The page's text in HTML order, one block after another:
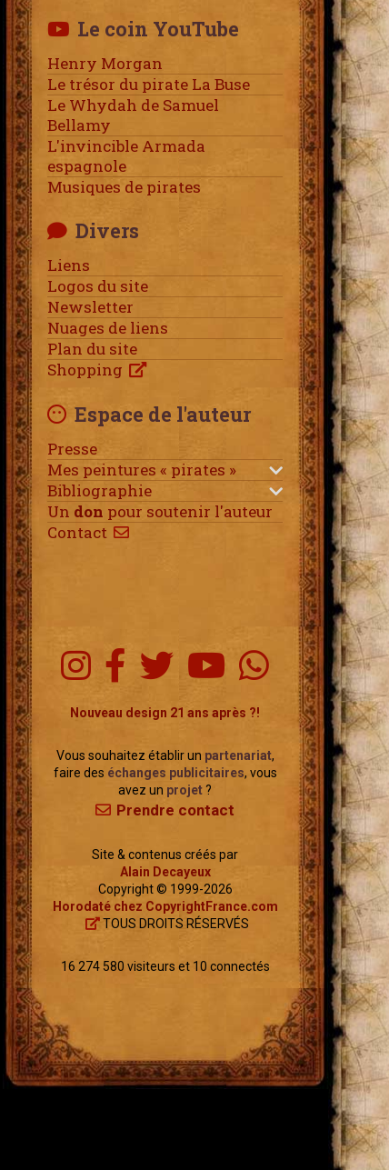
Le coin YouTube
Henry Morgan
Le trésor du pirate La Buse
Le Whydah de Samuel
Bellamy
L'invincible Armada
espagnole
Musiques de pirates
Divers
Liens
Logos du site
Newsletter
Nuages de liens
Plan du site
Shopping
Espace de l'auteur
Presse
Mes peintures « pirates »
Bibliographie
Un don pour soutenir l'auteur
Contact
Nouveau design 21 ans après ?!
Vous souhaitez établir un partenariat,
faire des échanges publicitaires, vous
avez un projet?
Prendre contact
Site & contenus créés par
Alain Decayeux
Copyright © 1999-2026
Horodaté chez CopyrightFrance.com
TOUS DROITS RÉSERVÉS
16 274 580 visiteurs et 10 connectés